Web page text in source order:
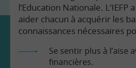
l’Education Nationale. L’IEFP
aider chacun à acquérir les
connaissances nécessaires
Se sentir plus à l’aise
financières.